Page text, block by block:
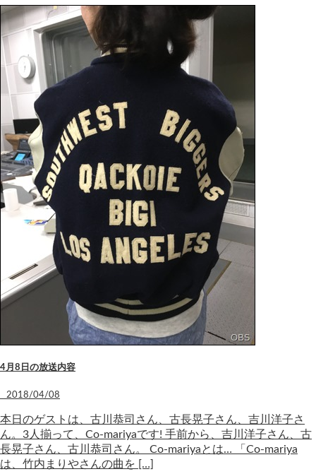
4月8日の放送内容
2018/04/08
本日のゲストは、古川恭司さん、古長晃子さん、吉川洋子さ
ん。3人揃って、Co-mariyaです! 手前から、吉川洋子さん、古
長晃子さん、古川恭司さん。 Co-mariyaとは… 「Co-mariya
は、竹内まりやさんの曲を […]